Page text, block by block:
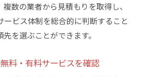
数の業者から見積もりを取得し、
ービス体制を総合的に判断すること
を選ぶことができます。
料・有料サービスを確認